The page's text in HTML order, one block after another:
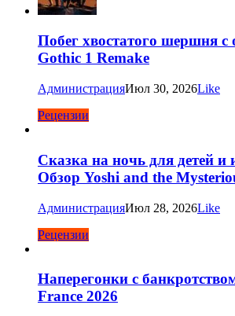
Побег хвостатого шершня с
Gothic 1 Remake
АдминистрацияИюл 30, 2026Like
Рецензии
Сказка на ночь для детей и
Обзор Yoshi and the
АдминистрацияИюл 28, 2026Like
Рецензии
Наперегонки с
France 2026